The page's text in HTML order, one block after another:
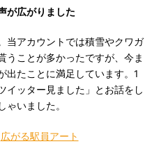
が広がりました
当アカウントでは積雪やクワガ
うことが多かったですが、今ま
出たことに満足しています。1
イッター見ました」とお話をし
ゃいました。
広がる駅員アート